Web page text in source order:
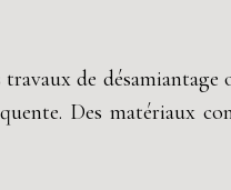
de
Des matériaux